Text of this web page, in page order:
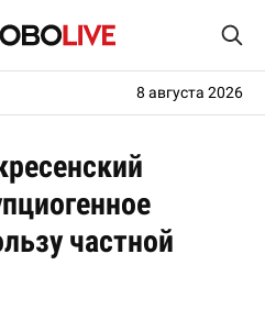
8 августа 2026
частной